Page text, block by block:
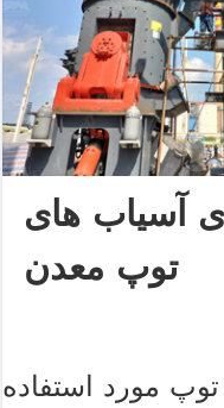
آسیاب های
توپ معدن
مورد استفاده